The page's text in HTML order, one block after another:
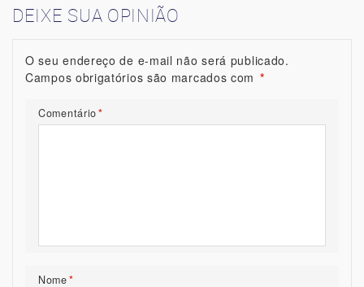
DEIXE SUA OPINIÃO
O seu endereço de e-mail não será publicado.
Campos obrigatórios são marcados com *
Comentário*
Nome*